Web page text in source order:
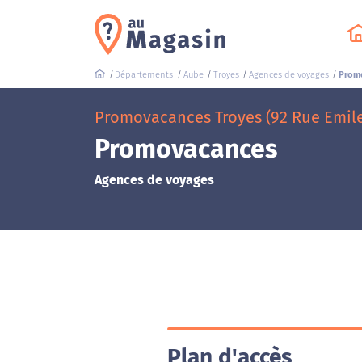
Départements Aube Troyes Agences de voyages
Promovacances Troyes (92 Rue
Promovacances
Agences de voyages